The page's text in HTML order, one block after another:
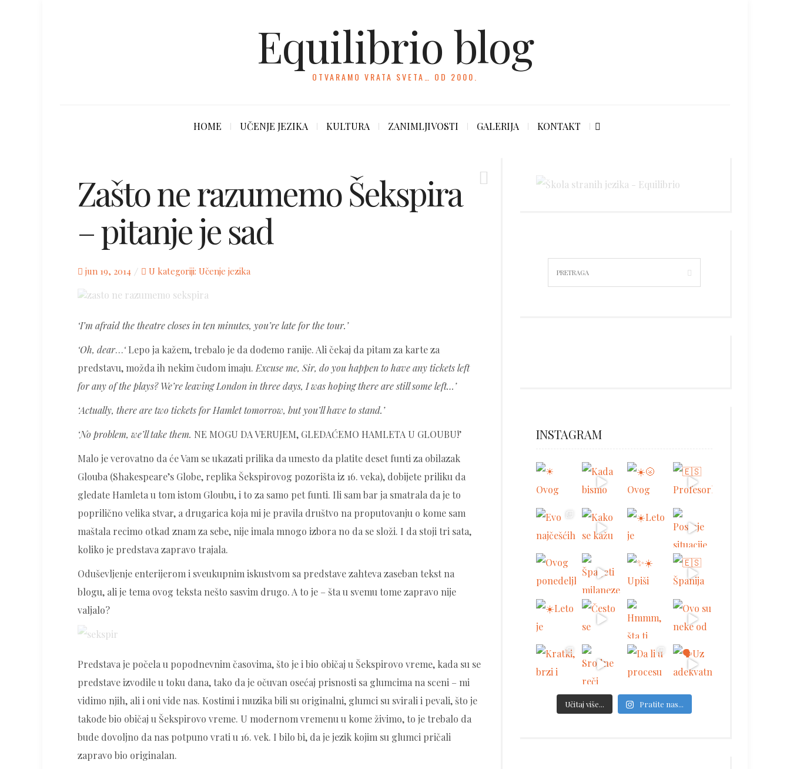
Equilibrio blog
OTVARAMO VRATA SVETA… OD 2000.
HOME UČENJE JEZIKA KULTURA ZANIMLJIVOSTI GALERIJA KONTAKT
Zašto ne razumemo Šekspira
– pitanje je sad
Posted
jun 19, 2014 U kategoriji: Učenje jezika
‘I’m afraid the theatre closes in ten minutes, you’re late for the tour.’
‘Oh, dear…‘ Lepo ja kažem, trebalo je da dođemo ranije. Ali čekaj da pitam za karte za
predstavu, možda ih nekim čudom imaju. Excuse me, Sir, do you happen to have any tickets left
for any of the plays? We’re leaving London in three days, I was hoping there are still some left…’
‘Actually, there are two tickets for Hamlet tomorrow, but you’ll have to stand.’
‘No problem, we’ll take them. NE MOGU DA VERUJEM, GLEDAĆEMO HAMLETA U GLOUBU!’
Malo je verovatno da će Vam se ukazati prilika da umesto da platite deset funti za obilazak
Glouba (Shakespeare’s Globe, replika Šekspirovog pozorišta iz 16. veka), dobijete priliku da
gledate Hamleta u tom istom Gloubu, i to za samo pet funti. Ili sam bar ja smatrala da je to
poprilično velika stvar, a drugarica koja mi je pravila društvo na proputovanju o kome sam
maštala recimo otkad znam za sebe, nije imala mnogo izbora no da se složi. I da stoji tri sata,
koliko je predstava zapravo trajala.
Oduševljenje enterijerom i sveukupnim iskustvom sa predstave zahteva zaseban tekst na
blogu, ali je tema ovog teksta nešto sasvim drugo. A to je – šta u svemu tome zapravo nije
valjalo?
Predstava je počela u popodnevnim časovima, što je i bio običaj u Šekspirovo vreme, kada su se
predstave izvodile u toku dana, tako da je očuvan osećaj prisnosti sa glumcima na sceni – mi
vidimo njih, ali i oni vide nas. Kostimi i muzika bili su originalni, glumci su svirali i pevali, što je
takođe bio običaj u Šekspirovo vreme. U modernom vremenu u kome živimo, to je trebalo da
bude dovoljno da nas potpuno vrati u 16. vek. I bilo bi, da je jezik kojim su glumci pričali
zapravo bio originalan.
INSTAGRAM
Učitaj više... Pratite nas...